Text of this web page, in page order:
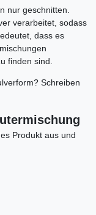
nur geschnitten.
verarbeitet, sodass
dass es
finden sind.
Schreiben
Produkt aus und